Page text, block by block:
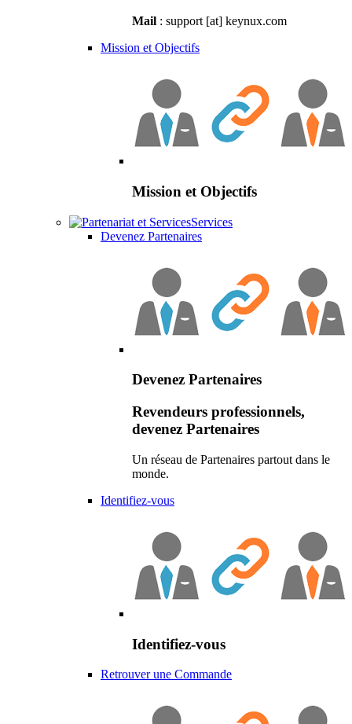
Mail : support [at] keynux.com
Mission et Objectifs
Mission et Objectifs
Services
Devenez Partenaires
Devenez Partenaires
Revendeurs professionnels,
devenez Partenaires
Un réseau de Partenaires partout dans le
monde.
Identifiez-vous
Identifiez-vous
Retrouver une Commande